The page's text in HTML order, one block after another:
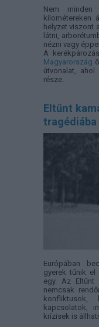
Nem
kilométereken
helyzet viszont
látni,
nézni vagy
A
Magyarország
útvonalat,
része.
Eltűnt
Európában
gyerek tűnik el
egy. Az Eltűnt
nemcsak
konfliktusok,
kapcsolatok,
krízisek is